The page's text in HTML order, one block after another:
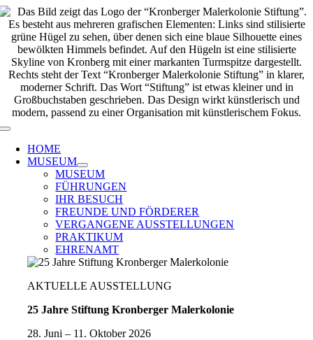
Zum
Inhalt
springen
Toggle
Navigation
HOME
MUSEUM
MUSEUM
FÜHRUNGEN
IHR BESUCH
FREUNDE UND FÖRDERER
VERGANGENE AUSSTELLUNGEN
PRAKTIKUM
EHRENAMT
AKTUELLE AUSSTELLUNG
25 Jahre Stiftung Kronberger Malerkolonie
28. Juni – 11. Oktober 2026